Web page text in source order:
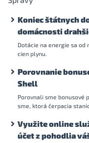
Koniec štátnych
domácnosti
Dotácie na energie sa od
cien plynu.
Porovnanie
Shell
Porovnali sme bonusové
sme, ktorá čerpacia
Využite online
účet z pohodlia